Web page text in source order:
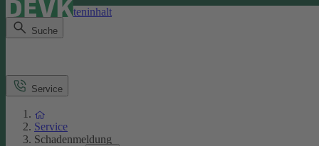
Direkt zum Seiteninhalt
Suche
Service
Service
Schadenmeldung